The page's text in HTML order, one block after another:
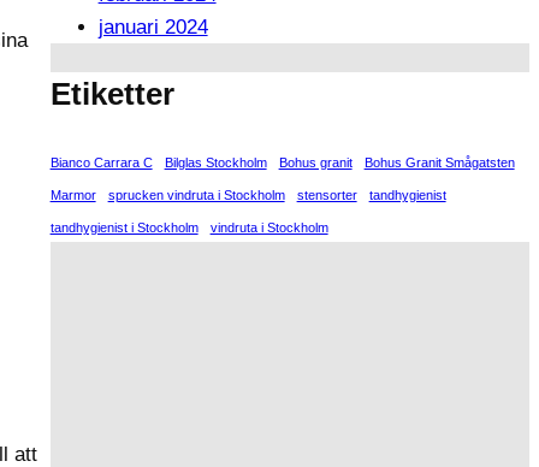
att
januari 2024
Etiketter
Bianco Carrara C Bilglas Stockholm Bohus granit Bohus Granit Smågatsten
Marmor sprucken vindruta i Stockholm stensorter tandhygienist
tandhygienist i Stockholm vindruta i Stockholm